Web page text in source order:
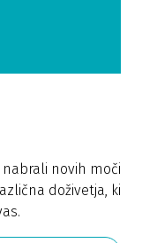
novih moči
doživetja, ki